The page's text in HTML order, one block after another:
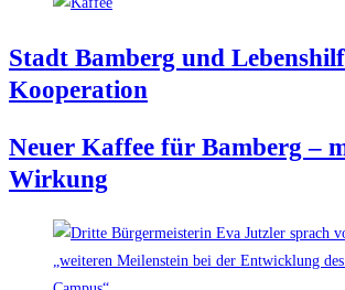
Stadt Bam­berg und
Kooperation
Neu­er Kaf­fee für Bam­berg –
Wirkung